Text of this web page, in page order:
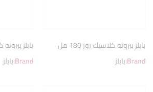
بابلز ببرونه كلاسيك روز 180 مل
Brand:بابلز
بابلز ببرونه
Brand:بابلز